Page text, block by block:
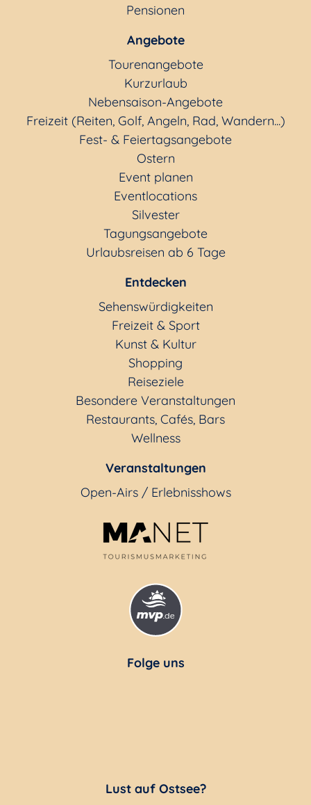
Pensionen
Angebote
Tourenangebote
Kurzurlaub
Nebensaison-Angebote
Freizeit (Reiten, Golf, Angeln, Rad, Wandern...)
Fest- & Feiertagsangebote
Ostern
Event planen
Eventlocations
Silvester
Tagungsangebote
Urlaubsreisen ab 6 Tage
Entdecken
Sehenswürdigkeiten
Freizeit & Sport
Kunst & Kultur
Shopping
Reiseziele
Besondere Veranstaltungen
Restaurants, Cafés, Bars
Wellness
Veranstaltungen
Open-Airs / Erlebnisshows
Folge uns
Lust auf Ostsee?